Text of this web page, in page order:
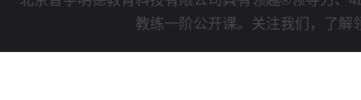
教练一阶公开课。关注我们，了解